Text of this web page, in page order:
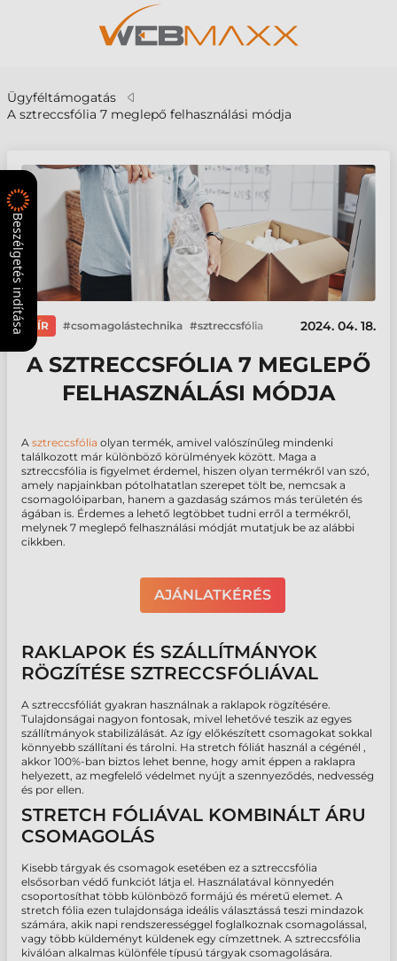
Ügyféltámogatás
A sztreccsfólia 7 meglepő felhasználási módja
HÍR csomagolástechnika sztreccsfólia 2024. 04. 18.
A SZTRECCSFÓLIA 7 MEGLEPŐ
FELHASZNÁLÁSI MÓDJA
A sztreccsfólia olyan termék, amivel valószínűleg mindenki
találkozott már különböző körülmények között. Maga a
sztreccsfólia is figyelmet érdemel, hiszen olyan termékről van szó,
amely napjainkban pótolhatatlan szerepet tölt be, nemcsak a
csomagolóiparban, hanem a gazdaság számos más területén és
ágában is. Érdemes a lehető legtöbbet tudni erről a termékről,
melynek 7 meglepő felhasználási módját mutatjuk be az alábbi
cikkben.
AJÁNLATKÉRÉS
RAKLAPOK ÉS SZÁLLÍTMÁNYOK
RÖGZÍTÉSE SZTRECCSFÓLIÁVAL
A sztreccsfóliát gyakran használnak a raklapok rögzítésére.
Tulajdonságai nagyon fontosak, mivel lehetővé teszik az egyes
szállítmányok stabilizálását. Az így előkészített csomagokat sokkal
könnyebb szállítani és tárolni. Ha stretch fóliát használ a cégénél ,
akkor 100%-ban biztos lehet benne, hogy amit éppen a raklapra
helyezett, az megfelelő védelmet nyújt a szennyeződés, nedvesség
és por ellen.
STRETCH FÓLIÁVAL KOMBINÁLT ÁRU
CSOMAGOLÁS
Kisebb tárgyak és csomagok esetében ez a sztreccsfólia
elsősorban védő funkciót látja el. Használatával könnyedén
csoportosíthat több különböző formájú és méretű elemet. A
stretch fólia ezen tulajdonsága ideális választássá teszi mindazok
számára, akik napi rendszerességgel foglalkoznak csomagolással,
vagy több küldeményt küldenek egy címzettnek. A sztreccsfólia
kiválóan alkalmas különféle típusú tárgyak csomagolására.
Beszélgetés indítása